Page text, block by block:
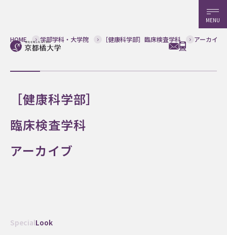
MENU
HOME 学部学科・大学院 ［健康科学部］臨床検査学科 アーカイブ
［健康科学部］
臨床検査学科
アーカイブ
SpecialLook